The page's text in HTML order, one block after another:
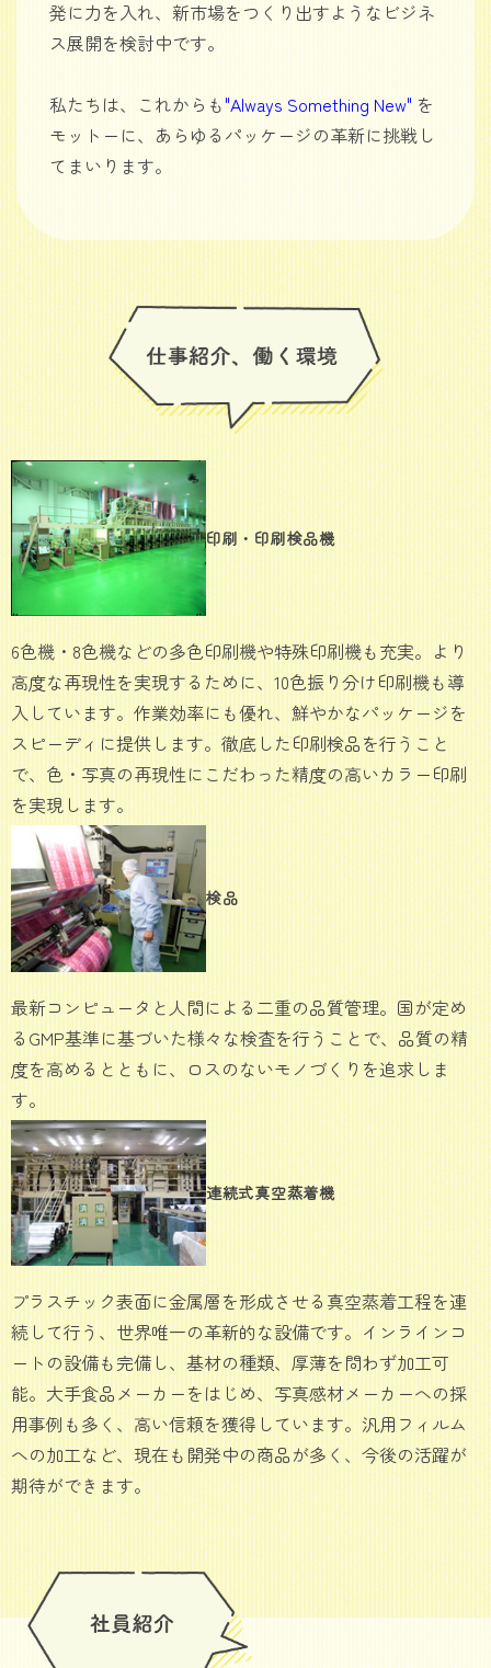
発に力を入れ、新市場をつくり出すようなビジネ
ス展開を検討中です。
私たちは、これからも"Always Something New" を
モットーに、あらゆるパッケージの革新に挑戦し
てまいります。
印刷・印刷検品機
6色機・8色機などの多色印刷機や特殊印刷機も充実。より
高度な再現性を実現するために、10色振り分け印刷機も導
入しています。作業効率にも優れ、鮮やかなパッケージを
スピーディに提供します。徹底した印刷検品を行うこと
で、色・写真の再現性にこだわった精度の高いカラー印刷
を実現します。
検品
最新コンピュータと人間による二重の品質管理。国が定め
るGMP基準に基づいた様々な検査を行うことで、品質の精
度を高めるとともに、ロスのないモノづくりを追求しま
す。
連続式真空蒸着機
プラスチック表面に金属層を形成させる真空蒸着工程を連
続して行う、世界唯一の革新的な設備です。インラインコ
ートの設備も完備し、基材の種類、厚薄を問わず加工可
能。大手食品メーカーをはじめ、写真感材メーカーへの採
用事例も多く、高い信頼を獲得しています。汎用フィルム
への加工など、現在も開発中の商品が多く、今後の活躍が
期待ができます。